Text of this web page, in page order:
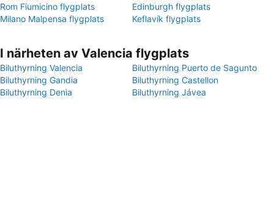
Rom Fiumicino flygplats
Edinburgh flygplats
Milano Malpensa flygplats
Keflavík flygplats
I närheten av Valencia flygplats
Biluthyrning Valencia
Biluthyrning Puerto de Sagunto
Biluthyrning Gandia
Biluthyrning Castellon
Biluthyrning Denia
Biluthyrning Jávea